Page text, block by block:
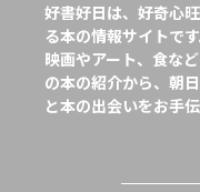
好書好日は、好奇心
る本の情報サイトです
映画やアート、食な
の本の紹介から、朝
と本の出会いをお手伝